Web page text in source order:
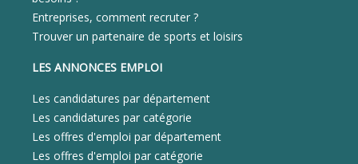
Entreprises, comment recruter ?
Trouver un partenaire de sports et loisirs
LES ANNONCES EMPLOI
Les candidatures par département
Les candidatures par catégorie
Les offres d'emploi par département
Les offres d'emploi par catégorie